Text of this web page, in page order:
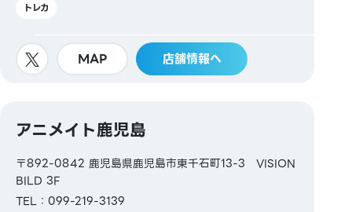
トレカ
MAP 店舗情報へ
アニメイト鹿児島
〒892-0842 鹿児島県鹿児島市東千石町13-3 VISION
BILD 3F
TEL：099-219-3139